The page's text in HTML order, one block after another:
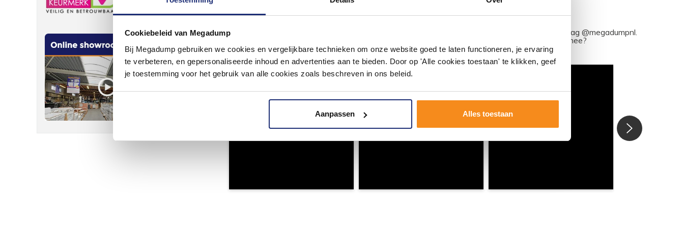
Cookiebeleid van Megadump
Bij Megadump gebruiken we cookies en vergelijkbare technieken om onze website goed te laten functioneren, je ervaring
te verbeteren, en gepersonaliseerde inhoud en advertenties aan te bieden. Door op 'Alle cookies toestaan' te klikken, geef
je toestemming voor het gebruik van alle cookies zoals beschreven in ons beleid.
Aanpassen Alles toestaan
#mijndroombadkamer
Wij geloven in de kracht van delen. Deel jouw badkamer op Instagram met #mijndroombadkamer en tag @megadumpnl.
Samen bouwen we een inspirerende omgeving vol met unieke badkamerstijlen. Doe je mee?